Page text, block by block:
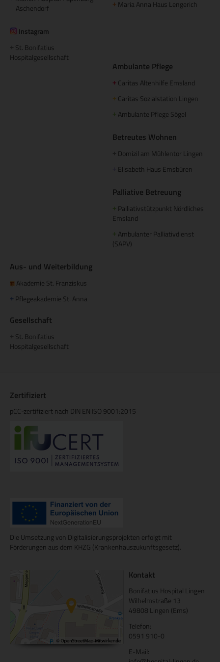
Aschendorf
Instagram
St. Bonifatius
Hospitalgesellschaft
+ Maria Anna Haus Lengerich
Ambulante Pflege
+ Caritas Altenhilfe Emsland
+ Caritas Sozialstation Lingen
+ Ambulante Pflege Sögel
Betreutes Wohnen
Domizil am Mühlentor Lingen
Elisabeth Haus Emsbüren
Palliative Betreuung
+ Palliativstützpunkt Nördliches
Emsland
+ Ambulanter Palliativdienst
(SAPV)
Aus- und Weiterbildung
Akademie St. Franziskus
+ Pflegeakademie St. Anna
Gesellschaft
St. Bonifatius
Hospitalgesellschaft
Zertifiziert
pCC-zertifiziert nach DIN EN ISO 9001:2015
Die Umsetzung von Digitalisierungsprojekten erfolgt mit
Förderungen aus dem KHZG (Krankenhauszukunftsgesetz).
Kontakt
Bonifatius Hospital Lingen
Wilhelmstraße 13
49808 Lingen (Ems)
Telefon:
0591 910-0
E-Mail: